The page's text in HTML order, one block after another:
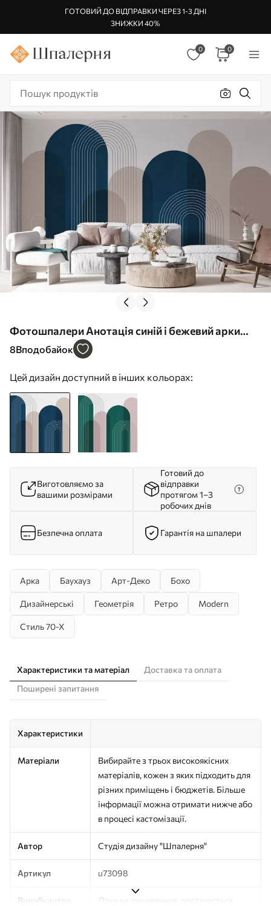
ГОТОВИЙ ДО ВІДПРАВКИ ЧЕРЕЗ 1-3 ДНІ
ЗНИЖКИ 40%
0 0
Фотошпалери Анотація синій і бежевий арки
u73098
8Вподобайок
Цей дизайн доступний в інших кольорах:
Виготовляємо за
вашими розмірами
Готовий до
відправки
протягом 1–3
робочих днів
Безпечна оплата Гарантія на шпалери
Арка Баухауз Арт-Деко Бохо
Дизайнерські Геометрія Ретро Modern
Стиль 70-Х
Характеристики та матеріал
Доставка та оплата
Поширені запитання
Характеристики
Матеріали
Вибирайте з трьох високоякісних
матеріалів, кожен з яких підходить для
різних приміщень і бюджетів. Більше
інформації можна отримати нижче або
в процесі кастомізації.
Автор Студія дизайну "Шпалерня"
Артикул u73098
Виробництво
Друк на замовлення, постачається